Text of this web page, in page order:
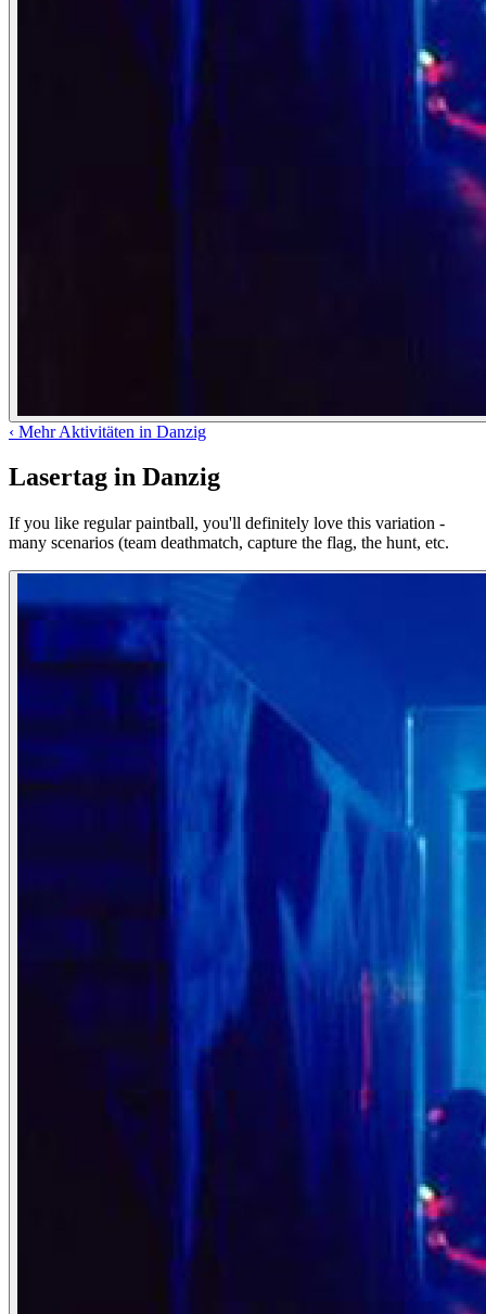
‹ Mehr Aktivitäten in Danzig
Lasertag in Danzig
If you like regular paintball, you'll definitely love this variation -
many scenarios (team deathmatch, capture the flag, the hunt, etc.